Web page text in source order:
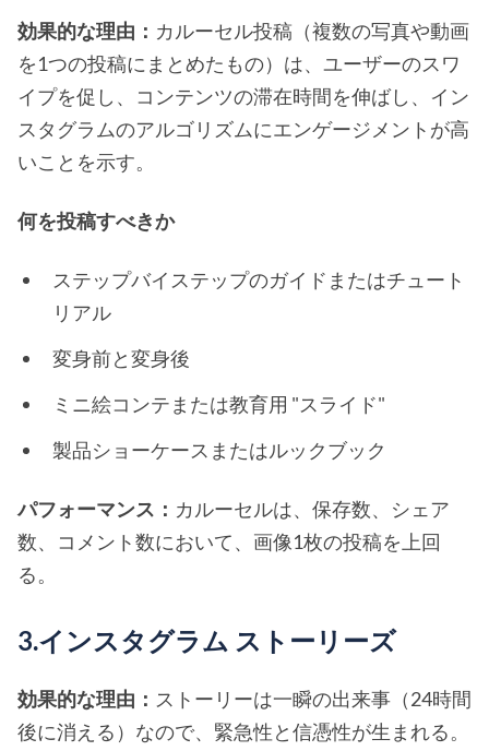
効果的な理由： カルーセル投稿（複数の写真や動画
を1つの投稿にまとめたもの）は、ユーザーのスワ
イプを促し、コンテンツの滞在時間を伸ばし、イン
スタグラムのアルゴリズムにエンゲージメントが高
いことを示す。
何を投稿すべきか
ステップバイステップのガイドまたはチュート
リアル
変身前と変身後
ミニ絵コンテまたは教育用 "スライド"
製品ショーケースまたはルックブック
パフォーマンス： カルーセルは、保存数、シェア
数、コメント数において、画像1枚の投稿を上回
る。
3.インスタグラム ストーリーズ
効果的な理由： ストーリーは一瞬の出来事（24時間
後に消える）なので、緊急性と信憑性が生まれる。